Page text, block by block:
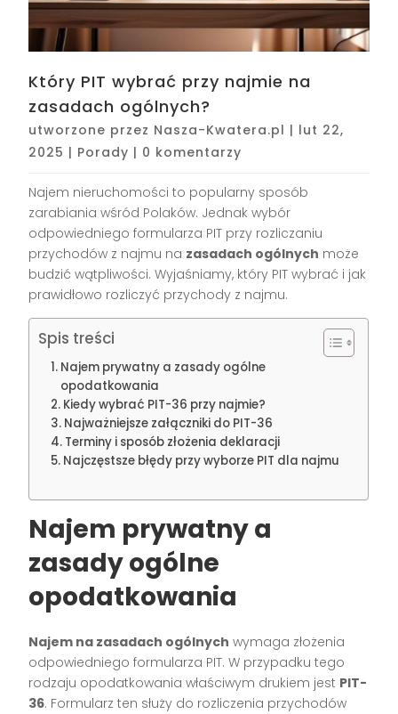
Który PIT wybrać przy najmie na
zasadach ogólnych?
utworzone przez Nasza-Kwatera.pl | lut 22,
2025 | Porady | 0 komentarzy
Najem nieruchomości to popularny sposób
zarabiania wśród Polaków. Jednak wybór
odpowiedniego formularza PIT przy rozliczaniu
przychodów z najmu na zasadach ogólnych może
budzić wątpliwości. Wyjaśniamy, który PIT wybrać i jak
prawidłowo rozliczyć przychody z najmu.
Spis treści
Najem prywatny a zasady ogólne
opodatkowania
Kiedy wybrać PIT-36 przy najmie?
Najważniejsze załączniki do PIT-36
Terminy i sposób złożenia deklaracji
Najczęstsze błędy przy wyborze PIT dla najmu
Najem prywatny a
zasady ogólne
opodatkowania
Najem na zasadach ogólnych wymaga złożenia
odpowiedniego formularza PIT. W przypadku tego
rodzaju opodatkowania właściwym drukiem jest PIT-
36. Formularz ten służy do rozliczenia przychodów